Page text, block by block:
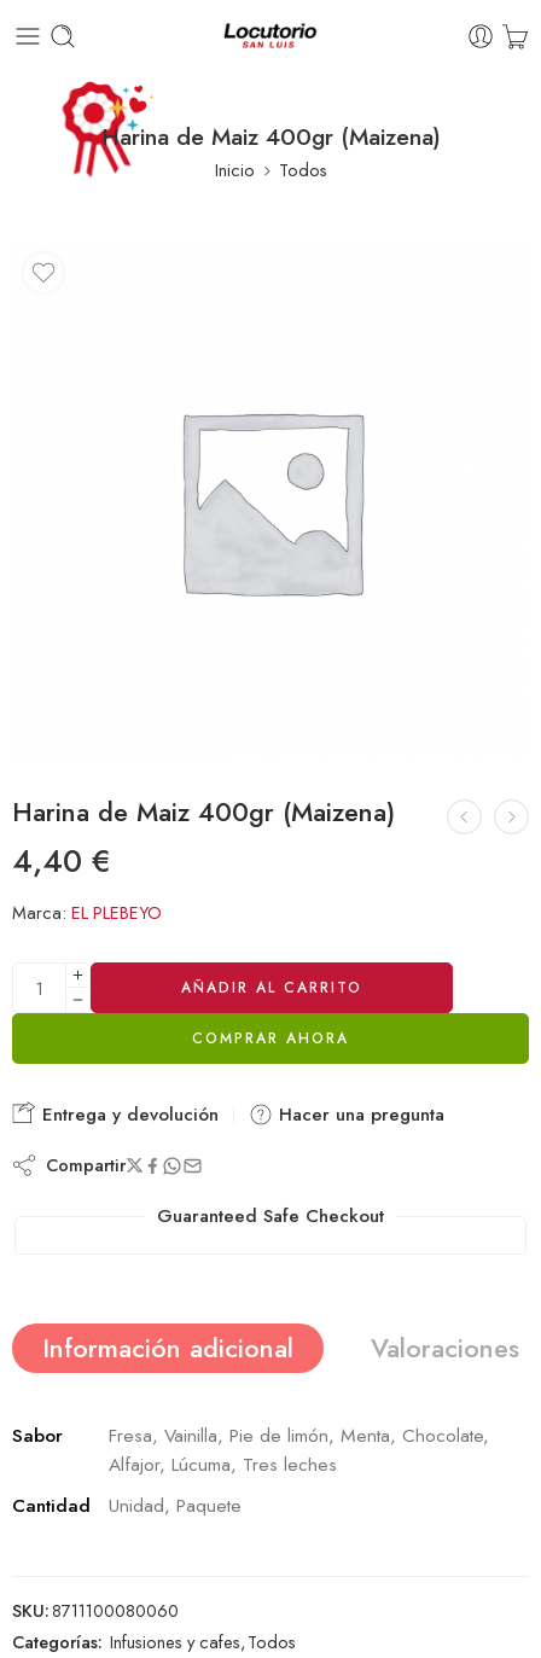
Harina de Maiz 400gr (Maizena)
Inicio Todos
Harina de Maiz 400gr (Maizena)
4,40 €
Marca: EL PLEBEYO
AÑADIR AL CARRITO
COMPRAR AHORA
Alternative:
Entrega y devolución Hacer una pregunta
Compartir
Guaranteed Safe Checkout
Información adicional Valoraciones
Sabor
Fresa, Vainilla, Pie de limón, Menta, Chocolate,
Alfajor, Lúcuma, Tres leches
Cantidad
Unidad, Paquete
SKU:8711100080060
Categorías: Infusiones y cafes,Todos